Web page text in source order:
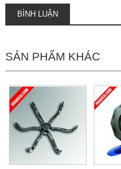
BÌNH LUẬN
SẢN PHẨM KHÁC